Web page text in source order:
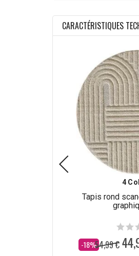
CARACTÉRISTIQUES
4
Tapis rond
-18%
Dès 54,99 €